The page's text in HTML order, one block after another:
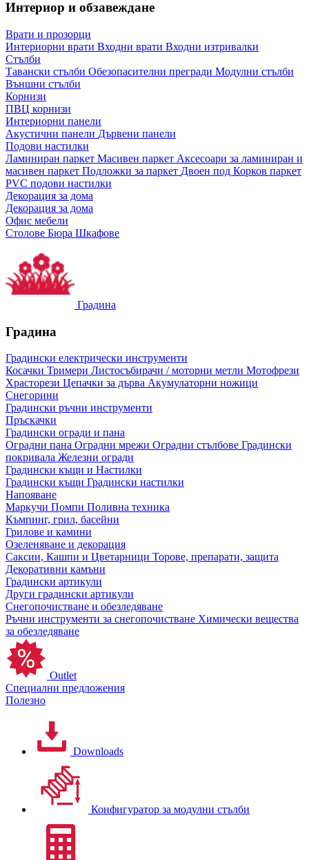
Интериор и обзавеждане
Врати и прозорци
Интериорни врати Входни врати Входни изтривалки
Стълби
Тавански стълби Обезопасителни прегради Модулни стълби
Външни стълби
Корнизи
ПВЦ корнизи
Интериорни панели
Акустични панели Дървени панели
Подови настилки
Ламиниран паркет Масивен паркет Аксесоари за ламиниран и
масивен паркет Подложки за паркет Двоен под Корков паркет
PVC подови настилки
Декорация за дома
Декорация за дома
Офис мебели
Столове Бюра Шкафове
Градина
Градина
Градински електрически инструменти
Косачки Тримери Листосъбирачи / моторни метли Мотофрези
Храсторези Цепачки за дърва Акумулаторни ножици
Снегорини
Градински ръчни инструменти
Пръскачки
Градински огради и пана
Оградни пана Оградни мрежи Оградни стълбове Градински
покривала Железни огради
Градински къщи и Настилки
Градински къщи Градински настилки
Напояване
Маркучи Помпи Поливна техника
Къмпинг, грил, басейни
Грилове и камини
Озеленяване и декорация
Саксии, Кашпи и Цветарници Торове, препарати, защита
Декоративни камъни
Градински артикули
Други градински артикули
Снегопочистване и обезледяване
Ръчни инструменти за снегопочистване Химически вещества
за обезледяване
Outlet
Специални предложения
Полезно
Downloads
Конфигуратор за модулни стълби